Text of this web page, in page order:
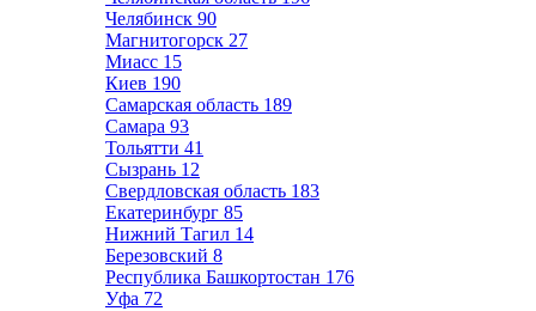
Челябинск 90
Магнитогорск 27
Миасс 15
Киев 190
Самарская область 189
Самара 93
Тольятти 41
Сызрань 12
Свердловская область 183
Екатеринбург 85
Нижний Тагил 14
Березовский 8
Республика Башкортостан 176
Уфа 72